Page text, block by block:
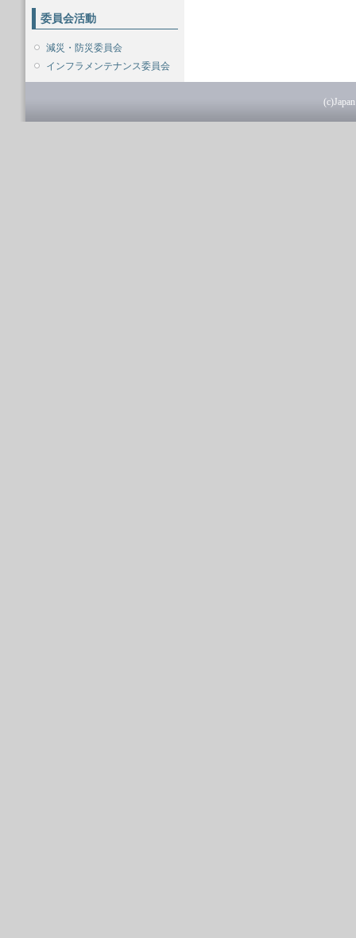
委員会活動
減災・防災委員会
インフラメンテナンス委員会